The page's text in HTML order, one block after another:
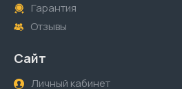
Гарантия
Отзывы
Сайт
Личный кабинет